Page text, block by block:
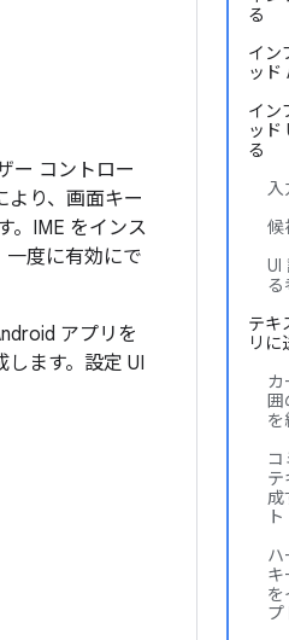
る
イン
ッド
イン
ッド
る
入
候
UI
る
テキ
リに
カ
囲
を
コ
テ
成
ト
ハ
キ
を
プ
ー コントロー
より、画面キー
。IME をインス
一度に有効にで
アプリを
ます。設定 UI